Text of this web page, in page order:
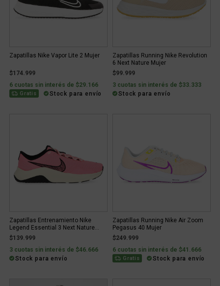
Zapatillas Nike Vapor Lite 2 Mujer
$174.999
6 cuotas sin interés de $29.166
Gratis Stock para envío
Zapatillas Running Nike Revolution
6 Next Nature Mujer
$99.999
3 cuotas sin interés de $33.333
Stock para envío
Zapatillas Entrenamiento Nike
Legend Essential 3 Next Nature...
$139.999
3 cuotas sin interés de $46.666
Stock para envío
Zapatillas Running Nike Air Zoom
Pegasus 40 Mujer
$249.999
6 cuotas sin interés de $41.666
Gratis Stock para envío